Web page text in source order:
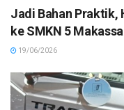
Jadi Bahan Praktik,
ke SMKN 5
19/06/2026